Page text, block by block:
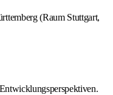
(Raum Stuttgart,